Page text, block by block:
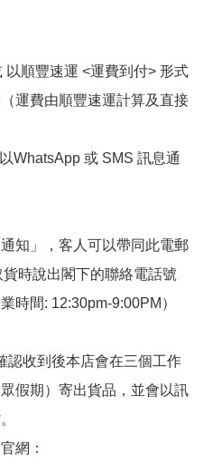
順豐速運 <運費到付> 形式
運費由順豐速運計算及直接
WhatsApp 或 SMS 訊息通
知」，客人可以帶同此電郵
時說出閣下的聯絡電話號
時間: 12:30pm-9:00PM）
認收到後本店會在三個工作
假期）寄出貨品，並會以訊
網：